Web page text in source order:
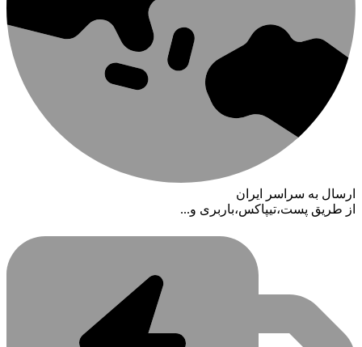
ارسال به سراسر ایران
از طریق پست،تیپاکس،باربری و...